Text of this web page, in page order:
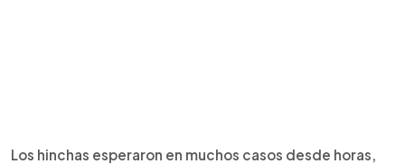
Los hinchas esperaron en muchos casos desde horas,